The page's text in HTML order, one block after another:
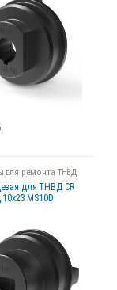
для ремонта ТНВД
для ТНВД CR
MS10D